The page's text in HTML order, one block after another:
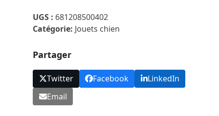
Chiot
Gris
UGS : 681208500402
Catégorie: Jouets chien
Partager
Twitter Facebook
LinkedIn
Email